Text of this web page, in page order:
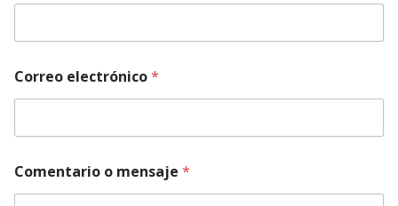
Correo electrónico*
Comentario o mensaje *